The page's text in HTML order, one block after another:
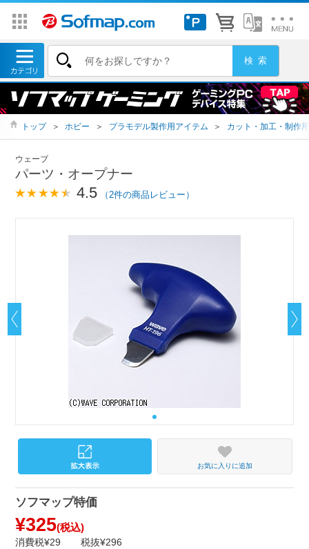
トップ ＞ ホビー ＞ プラモデル製作用アイテム ＞ カット・加工・制作用
ウェーブ
パーツ・オープナー
4.5 （2件の商品レビュー）
お気に入りに追加
ソフマップ特価
¥325(税込)
消費税¥29 税抜¥296